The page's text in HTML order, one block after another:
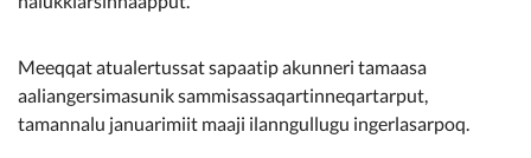
Meeqqat atualertussat sapaatip akunneri tamaasa
aaliangersimasunik sammisassaqartinneqartarput,
tamannalu januarimiit maaji ilanngullugu ingerlasarpoq.